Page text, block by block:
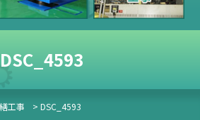
DSC_4593
工事 > DSC_4593